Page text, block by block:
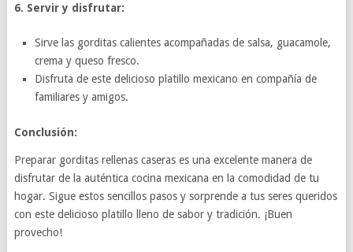
6. Servir y disfrutar:
Sirve las gorditas calientes acompañadas de salsa, guacamole,
crema y queso fresco.
Disfruta de este delicioso platillo mexicano en compañía de
familiares y amigos.
Conclusión:
Preparar gorditas rellenas caseras es una excelente manera de
disfrutar de la auténtica cocina mexicana en la comodidad de tu
hogar. Sigue estos sencillos pasos y sorprende a tus seres queridos
con este delicioso platillo lleno de sabor y tradición. ¡Buen
provecho!